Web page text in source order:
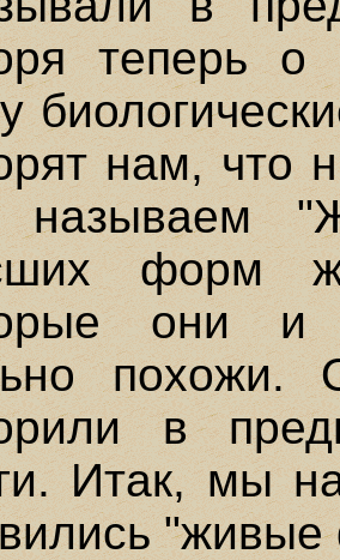
теперь
нам, что
форм
они и
похожи.
в
Итак, мы